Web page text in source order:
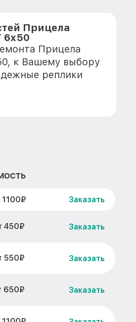
Прицела
6x50
Прицела
к Вашему выбору
реплики
1100₽ Заказать
450₽ Заказать
550₽ Заказать
650₽ Заказать